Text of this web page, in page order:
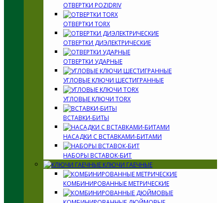
ОТВЕРТКИ POZIDRIV
ОТВЕРТКИ TORX
ОТВЕРТКИ ДИЭЛЕКТРИЧЕСКИЕ
ОТВЕРТКИ УДАРНЫЕ
УГЛОВЫЕ КЛЮЧИ ШЕСТИГРАННЫЕ
УГЛОВЫЕ КЛЮЧИ TORX
ВСТАВКИ-БИТЫ
НАСАДКИ С ВСТАВКАМИ-БИТАМИ
НАБОРЫ ВСТАВОК-БИТ
КЛЮЧИ ГАЕЧНЫЕ
КОМБИНИРОВАННЫЕ МЕТРИЧЕСКИЕ